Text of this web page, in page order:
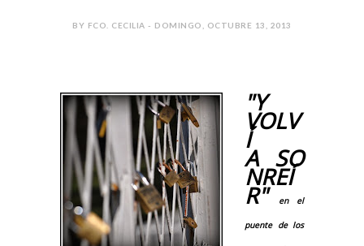
BY FCO. CECILIA - DOMINGO, OCTUBRE 13, 2013
"Y
VOLV
Í
A SO
NREÍ
R"en el
puente de los